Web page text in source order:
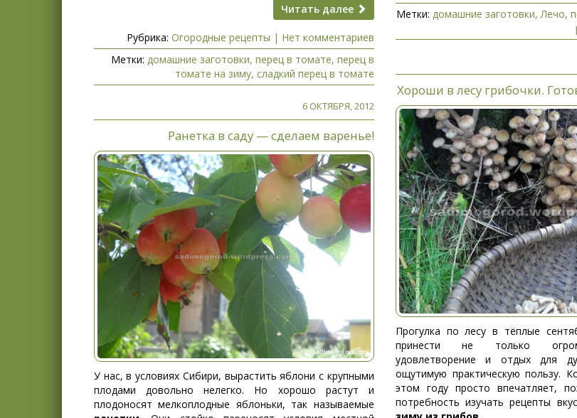
Читать далее
Рубрика: Огородные рецепты | Нет комментариев
Метки: домашние заготовки, перец в томате, перец в
томате на зиму, сладкий перец в томате
6 ОКТЯБРЯ, 2012
Ранетка в саду — сделаем варенье!
У нас, в условиях Сибири, вырастить яблони с крупными
плодами довольно нелегко. Но хорошо растут и
плодоносят мелкоплодные яблоньки, так называемые
Метки: домашние заготовки,Лечо,
Хороши в лесу грибочки.
Прогулка по лесу в тёплые
принести не только
удовлетворение и отдых для
ощутимую практическую пользу.
этом году просто впечатляет,
потребность изучать рецепты